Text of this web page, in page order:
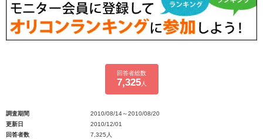
回答者総数
7,325人
調査期間
2010/08/14～2010/08/20
更新日
2010/12/01
回答者数
7,325人